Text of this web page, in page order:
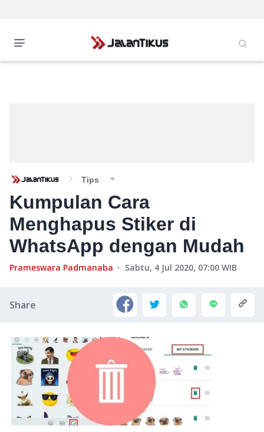
Tips
Kumpulan Cara
Menghapus Stiker di
WhatsApp dengan Mudah
Prameswara Padmanaba Sabtu, 4 Jul 2020, 07:00 WIB
Share